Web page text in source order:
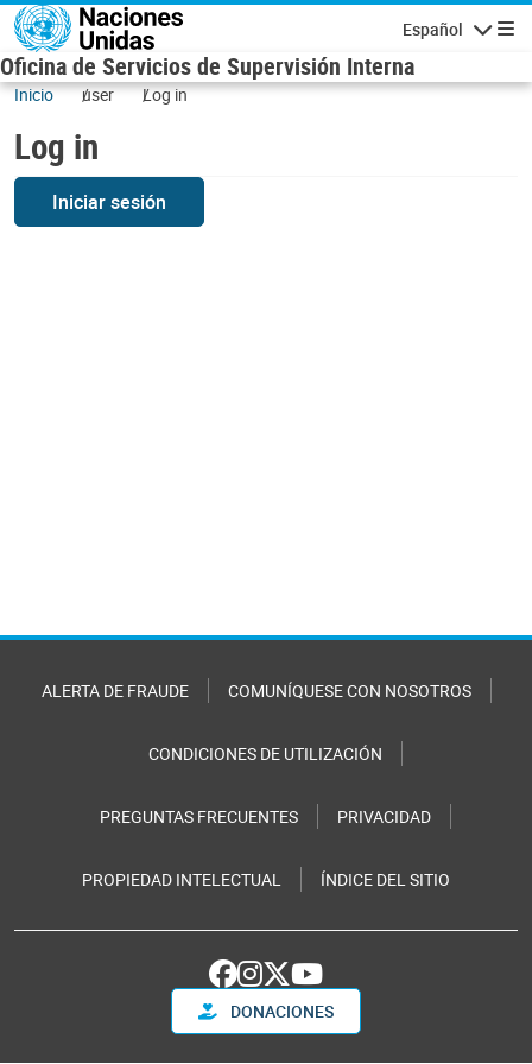
Skip to main content
Español
Oficina de Servicios de Supervisión Interna
Inicio user Log in
Log in
Iniciar sesión
ALERTA DE FRAUDE COMUNÍQUESE CON NOSOTROS
CONDICIONES DE UTILIZACIÓN
PREGUNTAS FRECUENTES PRIVACIDAD
PROPIEDAD INTELECTUAL ÍNDICE DEL SITIO
DONACIONES